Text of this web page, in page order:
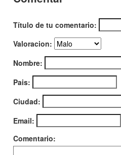
Título de tu comentario:
Valoracion:
Nombre:
Pais:
Ciudad:
Email:
Comentario: